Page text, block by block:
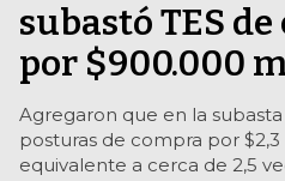
subastó TES
por $900.000
Agregaron que en la
posturas de compra por
equivalente a cerca de 2,5